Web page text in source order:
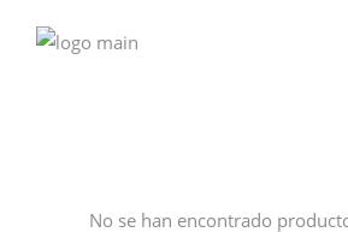
No se han encontrado